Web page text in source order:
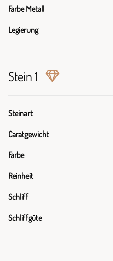
Farbe Metall
Legierung
Stein 1
Steinart
Caratgewicht
Farbe
Reinheit
Schliff
Schliffgüte